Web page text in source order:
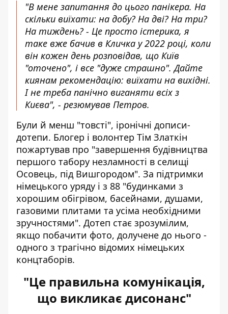
"В мене запитання до цього панікера. На
скільки виїхати: на добу? На дві? На три?
На тиждень? - Це просто істерика, я
таке вже бачив в Кличка у 2022 році, коли
він кожен день розповідав, що Київ
"оточено", і все "дуже страшно". Дайте
киянам рекомендацію: виїхати на вихідні.
І не треба панічно виганяти всіх з
Києва", - резюмував Петров.
Були й менш "товсті", іронічні дописи-
дотепи. Блогер і волонтер Тім Златкін
пожартував про "завершення будівництва
першого табору незламності в селищі
Осовець, під Вишгородом". За підтримки
німецького уряду і з 88 "будинками з
хорошим обігрівом, басейнами, душами,
газовими плитами та усіма необхідними
зручностями". Дотеп стає зрозумілим,
якщо побачити фото, долучене до нього -
одного з трагічно відомих німецьких
концтаборів.
"Це правильна комунікація,
що викликає дисонанс"